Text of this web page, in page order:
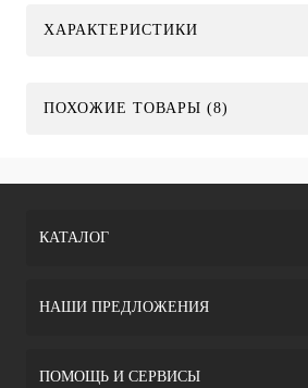
ХАРАКТЕРИСТИКИ
ПОХОЖИЕ ТОВАРЫ (8)
КАТАЛОГ
НАШИ ПРЕДЛОЖЕНИЯ
ПОМОЩЬ И СЕРВИСЫ